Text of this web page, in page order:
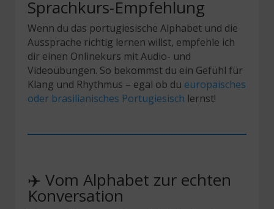
Sprachkurs-Empfehlung
Wenn du das portugiesische Alphabet und die
Aussprache richtig lernen willst, empfehle ich
dir einen Onlinekurs mit Audio- und
Videoübungen. So bekommst du ein Gefühl für
Klang und Rhythmus – egal ob du europäisches
oder brasilianisches Portugiesisch lernst!
✈️ Vom Alphabet zur echten
Konversation